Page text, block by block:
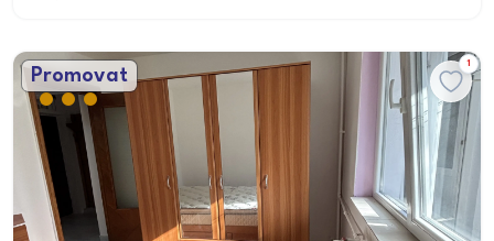
Promovat
1